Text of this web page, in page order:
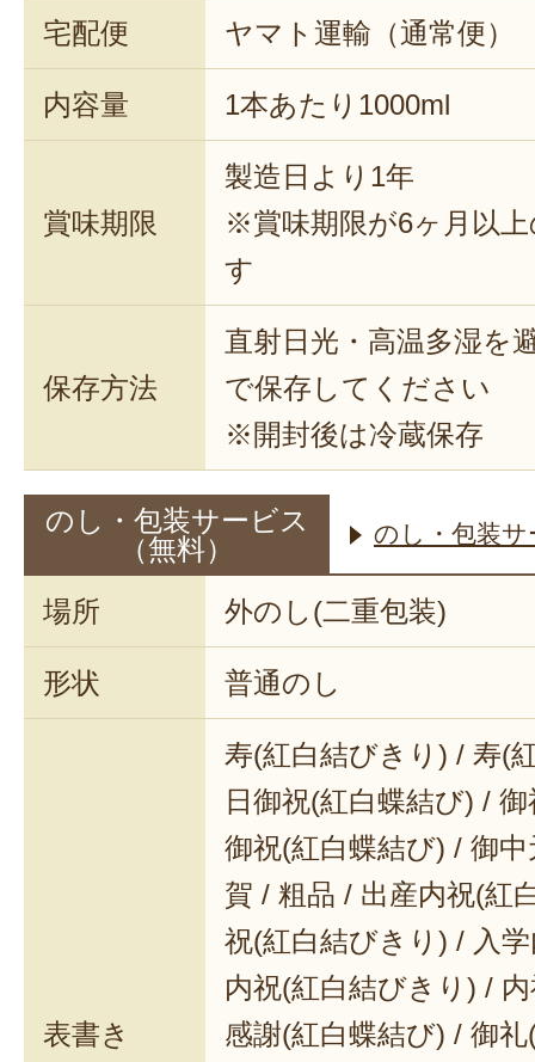
宅配便 ヤマト運輸（通常便）
内容量 1本あたり1000ml
賞味期限
製造日より1年
※賞味期限が6ヶ月以
す
保存方法
直射日光・高温多湿を
で保存してください
※開封後は冷蔵保存
のし・包装サービス
（無料）
のし・包装
場所 外のし(二重包装)
形状 普通のし
表書き
寿(紅白結びきり) / 寿(
日御祝(紅白蝶結び) /
御祝(紅白蝶結び) / 御
賀 / 粗品 / 出産内祝(紅
祝(紅白結びきり) / 入
内祝(紅白結びきり) /
感謝(紅白蝶結び) / 御